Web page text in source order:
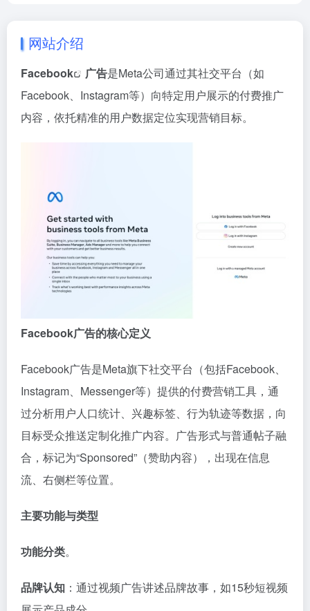
网站介绍
Facebook 广告‌是Meta公司通过其社交平台（如
Facebook、Instagram等）向特定用户展示的付费推广
内容，依托精准的用户数据定位实现营销目标。
Facebook广告的核心定义
Facebook广告是Meta旗下社交平台（包括Facebook、
Instagram、Messenger等）提供的付费营销工具，通
过分析用户人口统计、兴趣标签、行为轨迹等数据，向
目标受众推送定制化推广内容。广告形式与普通帖子融
合，标记为“Sponsored”（赞助内容），出现在信息
流、右侧栏等位置。‌‌
主要功能与类型
功能分类‌。
品牌认知 ‌：通过视频广告讲述品牌故事，如15秒短视频